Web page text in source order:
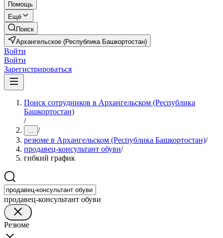
Помощь
Ещё
Поиск
Архангельское (Республика Башкортостан)
Войти
Войти
Зарегистрироваться
Поиск сотрудников в Архангельском (Республика
Башкортостан)
/
... /
резюме в Архангельском (Республика Башкортостан)/
продавец-консультант обуви/
гибкий график
продавец-консультант обуви
Резюме